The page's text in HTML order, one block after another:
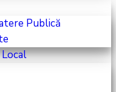
Publică